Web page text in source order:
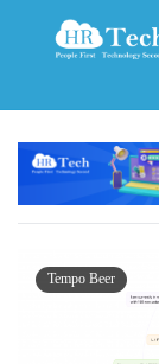
Tempo Beer